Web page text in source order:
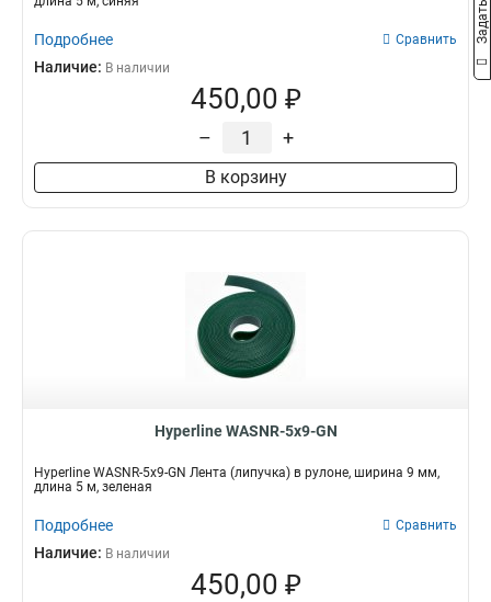
Подробнее Сравнить
Наличие: В наличии
450,00 ₽
– +
В корзину
Hyperline WASNR-5x9-GN
Hyperline WASNR-5x9-GN Лента (липучка) в рулоне, ширина 9 мм,
длина 5 м, зеленая
Подробнее Сравнить
Наличие: В наличии
450,00 ₽